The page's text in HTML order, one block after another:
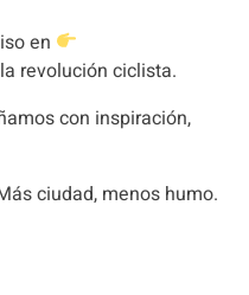
en
revolución ciclista.
con inspiración,
ciudad, menos humo.